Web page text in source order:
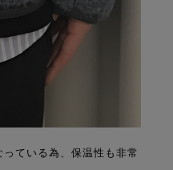
ている為、保温性も非常